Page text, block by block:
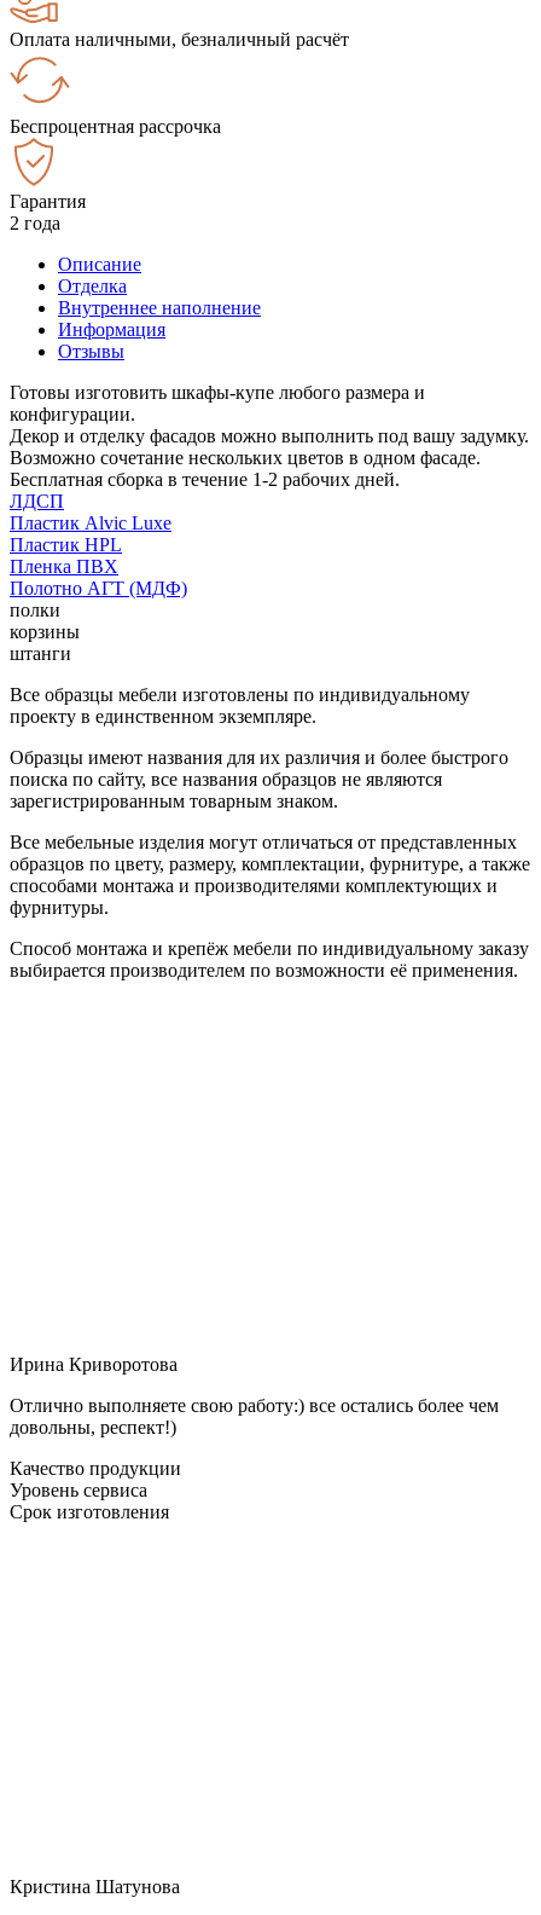
Оплата наличными, безналичный расчёт
Беспроцентная рассрочка
Гарантия
2 года
Описание
Отделка
Внутреннее наполнение
Информация
Отзывы
Готовы изготовить шкафы-купе любого размера и
конфигурации.
Декор и отделку фасадов можно выполнить под вашу задумку.
Возможно сочетание нескольких цветов в одном фасаде.
Бесплатная сборка в течение 1-2 рабочих дней.
ЛДСП
Пластик Alvic Luxe
Пластик HPL
Пленка ПВХ
Полотно АГТ (МДФ)
полки
корзины
штанги
Все образцы мебели изготовлены по индивидуальному
проекту в единственном экземпляре.
Образцы имеют названия для их различия и более быстрого
поиска по сайту, все названия образцов не являются
зарегистрированным товарным знаком.
Все мебельные изделия могут отличаться от представленных
образцов по цвету, размеру, комплектации, фурнитуре, а также
способами монтажа и производителями комплектующих и
фурнитуры.
Способ монтажа и крепёж мебели по индивидуальному заказу
выбирается производителем по возможности её применения.
Ирина Криворотова
Отлично выполняете свою работу:) все остались более чем
довольны, респект!)
Качество продукции
Уровень сервиса
Срок изготовления
Кристина Шатунова